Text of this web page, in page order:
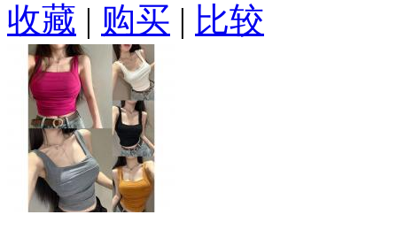
收藏 | 购买 | 比较